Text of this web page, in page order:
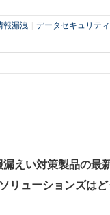
報漏洩 データセキュリティ
えい対策製品の最
リューションズはど